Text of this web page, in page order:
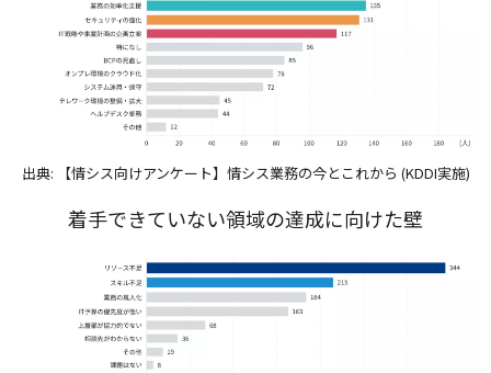
出典: 【情シス向けアンケート】情シス業務の今とこれから (KDDI実施)
着手できていない領域の達成に向けた壁